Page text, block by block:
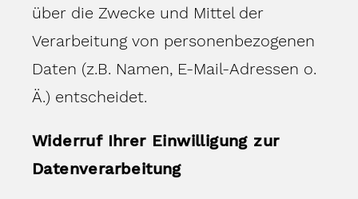
über die Zwecke und Mittel der
Verarbeitung von personenbezogenen
Daten (z.B. Namen, E-Mail-Adressen o.
Ä.) entscheidet.
Widerruf Ihrer Einwilligung zur
Datenverarbeitung